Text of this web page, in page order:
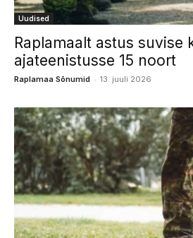
Uudised
Raplamaalt astus suvise
ajateenistusse 15 noort
Raplamaa Sõnumid - 13. juuli 2026